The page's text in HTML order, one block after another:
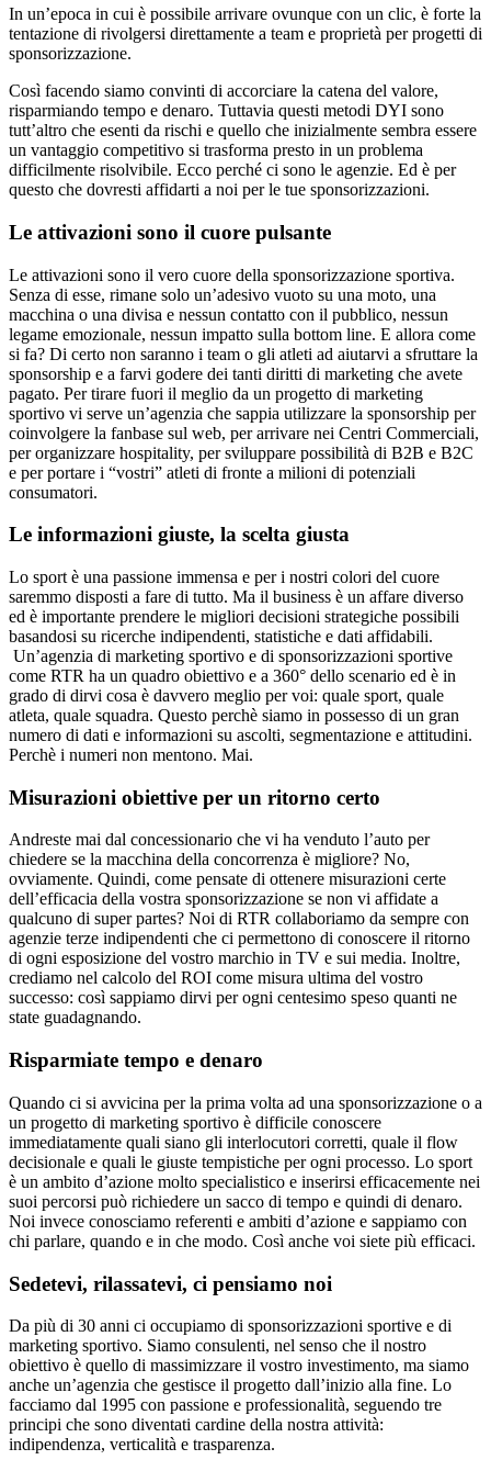
In un’epoca in cui è possibile arrivare ovunque con un clic, è forte la
tentazione di rivolgersi direttamente a team e proprietà per progetti di
sponsorizzazione.
Così facendo siamo convinti di accorciare la catena del valore,
risparmiando tempo e denaro. Tuttavia questi metodi DYI sono
tutt’altro che esenti da rischi e quello che inizialmente sembra essere
un vantaggio competitivo si trasforma presto in un problema
difficilmente risolvibile. Ecco perché ci sono le agenzie. Ed è per
questo che dovresti affidarti a noi per le tue sponsorizzazioni.
Le attivazioni sono il cuore pulsante
Le attivazioni sono il vero cuore della sponsorizzazione sportiva.
Senza di esse, rimane solo un’adesivo vuoto su una moto, una
macchina o una divisa e nessun contatto con il pubblico, nessun
legame emozionale, nessun impatto sulla bottom line. E allora come
si fa? Di certo non saranno i team o gli atleti ad aiutarvi a sfruttare la
sponsorship e a farvi godere dei tanti diritti di marketing che avete
pagato. Per tirare fuori il meglio da un progetto di marketing
sportivo vi serve un’agenzia che sappia utilizzare la sponsorship per
coinvolgere la fanbase sul web, per arrivare nei Centri Commerciali,
per organizzare hospitality, per sviluppare possibilità di B2B e B2C
e per portare i “vostri” atleti di fronte a milioni di potenziali
consumatori.
Le informazioni giuste, la scelta giusta
Lo sport è una passione immensa e per i nostri colori del cuore
saremmo disposti a fare di tutto. Ma il business è un affare diverso
ed è importante prendere le migliori decisioni strategiche possibili
basandosi su ricerche indipendenti, statistiche e dati affidabili.
Un’agenzia di marketing sportivo e di sponsorizzazioni sportive
come RTR ha un quadro obiettivo e a 360° dello scenario ed è in
grado di dirvi cosa è davvero meglio per voi: quale sport, quale
atleta, quale squadra. Questo perchè siamo in possesso di un gran
numero di dati e informazioni su ascolti, segmentazione e attitudini.
Perchè i numeri non mentono. Mai.
Misurazioni obiettive per un ritorno certo
Andreste mai dal concessionario che vi ha venduto l’auto per
chiedere se la macchina della concorrenza è migliore? No,
ovviamente. Quindi, come pensate di ottenere misurazioni certe
dell’efficacia della vostra sponsorizzazione se non vi affidate a
qualcuno di super partes? Noi di RTR collaboriamo da sempre con
agenzie terze indipendenti che ci permettono di conoscere il ritorno
di ogni esposizione del vostro marchio in TV e sui media. Inoltre,
crediamo nel calcolo del ROI come misura ultima del vostro
successo: così sappiamo dirvi per ogni centesimo speso quanti ne
state guadagnando.
Risparmiate tempo e denaro
Quando ci si avvicina per la prima volta ad una sponsorizzazione o a
un progetto di marketing sportivo è difficile conoscere
immediatamente quali siano gli interlocutori corretti, quale il flow
decisionale e quali le giuste tempistiche per ogni processo. Lo sport
è un ambito d’azione molto specialistico e inserirsi efficacemente nei
suoi percorsi può richiedere un sacco di tempo e quindi di denaro.
Noi invece conosciamo referenti e ambiti d’azione e sappiamo con
chi parlare, quando e in che modo. Così anche voi siete più efficaci.
Sedetevi, rilassatevi, ci pensiamo noi
Da più di 30 anni ci occupiamo di sponsorizzazioni sportive e di
marketing sportivo. Siamo consulenti, nel senso che il nostro
obiettivo è quello di massimizzare il vostro investimento, ma siamo
anche un’agenzia che gestisce il progetto dall’inizio alla fine. Lo
facciamo dal 1995 con passione e professionalità, seguendo tre
principi che sono diventati cardine della nostra attività:
indipendenza, verticalità e trasparenza.